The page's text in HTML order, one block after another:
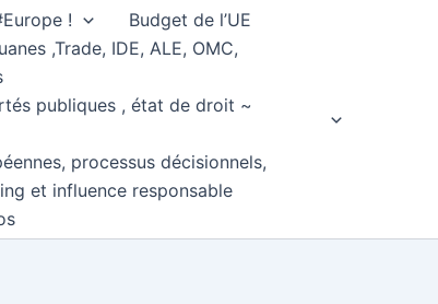
!
Budget de l’UE
,Trade, IDE, ALE, OMC,
publiques , état de droit ~
processus décisionnels,
et influence responsable